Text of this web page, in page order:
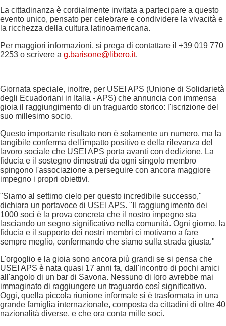
La cittadinanza è cordialmente invitata a partecipare a questo
evento unico, pensato per celebrare e condividere la vivacità e
la ricchezza della cultura latinoamericana.
Per maggiori informazioni, si prega di contattare il +39 019 770
2253 o scrivere a g.barisone@libero.it.
Giornata speciale, inoltre, per USEI APS (Unione di Solidarietà
degli Ecuadoriani in Italia - APS) che annuncia con immensa
gioia il raggiungimento di un traguardo storico: l'iscrizione del
suo millesimo socio.
Questo importante risultato non è solamente un numero, ma la
tangibile conferma dell'impatto positivo e della rilevanza del
lavoro sociale che USEI APS porta avanti con dedizione. La
fiducia e il sostegno dimostrati da ogni singolo membro
spingono l'associazione a perseguire con ancora maggiore
impegno i propri obiettivi.
"Siamo al settimo cielo per questo incredibile successo,"
dichiara un portavoce di USEI APS. "Il raggiungimento dei
1000 soci è la prova concreta che il nostro impegno sta
lasciando un segno significativo nella comunità. Ogni giorno, la
fiducia e il supporto dei nostri membri ci motivano a fare
sempre meglio, confermando che siamo sulla strada giusta."
L'orgoglio e la gioia sono ancora più grandi se si pensa che
USEI APS è nata quasi 17 anni fa, dall'incontro di pochi amici
all'angolo di un bar di Savona. Nessuno di loro avrebbe mai
immaginato di raggiungere un traguardo così significativo.
Oggi, quella piccola riunione informale si è trasformata in una
grande famiglia internazionale, composta da cittadini di oltre 40
nazionalità diverse, e che ora conta mille soci.